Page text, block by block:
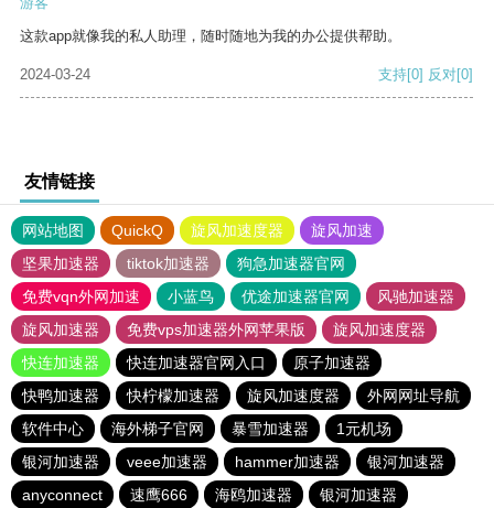
这款app就像我的私人助理，随时随地为我的办公提供帮助。
2024-03-24 支持[0] 反对[0]
友情链接
网站地图 QuickQ 旋风加速度器
旋风加速
坚果加速器
tiktok加速器
狗急加速器官网
免费vqn外网加速
小蓝鸟 优途加速器官网
风驰加速器
旋风加速器
免费vps加速器外网苹果版
旋风加速度器
快连加速器
快连加速器官网入口
原子加速器
快鸭加速器
快柠檬加速器 旋风加速度器
外网网址导航
软件中心
海外梯子官网 暴雪加速器
1元机场
银河加速器
veee加速器 hammer加速器
银河加速器
anyconnect
速鹰666 海鸥加速器 银河加速器